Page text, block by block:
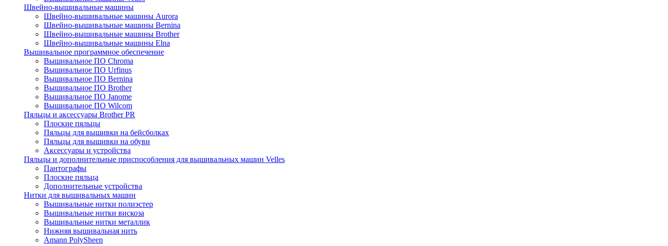
Швейно-вышивальные машины
Швейно-вышивальные машины Aurora
Швейно-вышивальные машины Bernina
Швейно-вышивальные машины Brother
Швейно-вышивальные машины Elna
Вышивальное программное обеспечение
Вышивальное ПО Chroma
Вышивальное ПО Urfinus
Вышивальное ПО Bernina
Вышивальное ПО Brother
Вышивальное ПО Janome
Вышивальное ПО Wilcom
Пяльцы и аксессуары Brother PR
Плоские пяльцы
Пяльцы для вышивки на бейсболках
Пяльцы для вышивки на обуви
Аксессуары и устройства
Пяльцы и дополнительные приспособления для вышивальных машин Velles
Пантографы
Плоские пяльца
Дополнительные устройства
Нитки для вышивальных машин
Вышивальные нитки полиэстер
Вышивальные нитки вискоза
Вышивальные нитки металлик
Нижняя вышивальная нить
Amann PolySheen